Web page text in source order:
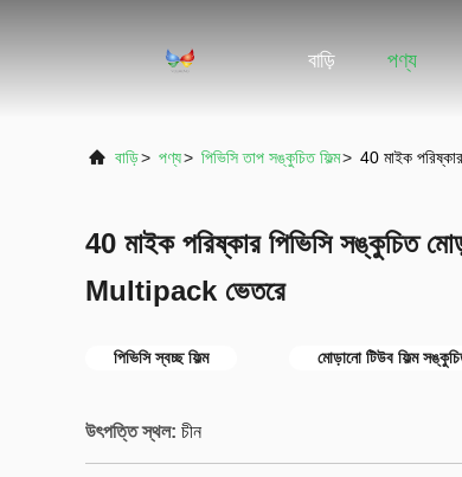
বাড়ি পণ্য
বাড়ি> পণ্য> পিভিসি তাপ সঙ্কুচিত ফিল্ম> 40 মাইক
40 মাইক পরিষ্কার পিভিসি সঙ্কুচিত
Multipack ভেতরে
পিভিসি স্বচ্ছ ফিল্ম মোড়ানো টিউব ফিল্ম
উৎপত্তি স্থল: চীন